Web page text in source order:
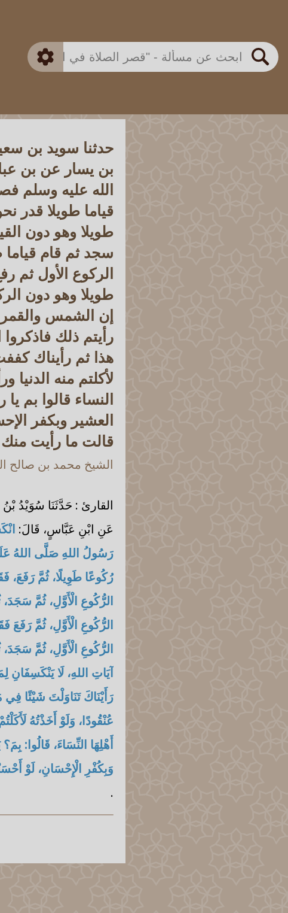
بحث
اللجنة الدائمة
متقدم
حدثنا سويد بن
بن يسار عن بن
الله عليه وسلم
قياما طويلا قدر
طويلا وهو دون
سجد ثم قام قياما
الركوع الأول ثم
طويلا وهو دون
إن الشمس والقمر
رأيتم ذلك
هذا ثم رأيناك
لأكلتم منه الدنيا
النساء قالوا بم
العشير وبكفر
قالت ما رأيت
الشيخ محمد بن صالح
القارئ : حَدَّثَنَا سُوَيْدُ
عَنِ ابْنِ عَبَّاسٍ، قَالَ:
رَسُولُ اللهِ صَلَّى اللهُ
رُكُوعًا طَوِيلًا، ثُمَّ رَفَعَ،
الرُّكُوعِ الْأَوَّلِ، ثُمَّ
الرُّكُوعِ الْأَوَّلِ، ثُمَّ رَفَعَ
الرُّكُوعِ الْأَوَّلِ، ثُمَّ
آيَاتِ اللهِ، لَا يَنْكَسِفَانِ
رَأَيْنَاكَ تَنَاوَلْتَ شَيْئًا
عُنْقُودًا، وَلَوْ أَخَذْتُهُ
أَهْلِهَا النِّسَاءَ، قَالُوا:
وَبِكُفْرِ الْإِحْسَانِ، لَوْ
.